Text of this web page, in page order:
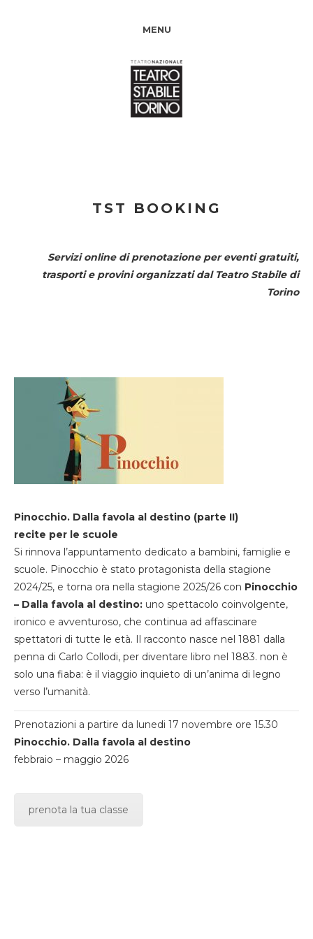
MENU
TST BOOKING
Servizi online di prenotazione per eventi gratuiti,
trasporti e provini organizzati dal Teatro Stabile di
Torino
Pinocchio. Dalla favola al destino (parte II)
recite per le scuole
Si rinnova l’appuntamento dedicato a bambini, famiglie e
scuole. Pinocchio è stato protagonista della stagione
2024/25, e torna ora nella stagione 2025/26 con Pinocchio
– Dalla favola al destino: uno spettacolo coinvolgente,
ironico e avventuroso, che continua ad affascinare
spettatori di tutte le età. Il racconto nasce nel 1881 dalla
penna di Carlo Collodi, per diventare libro nel 1883. non è
solo una fiaba: è il viaggio inquieto di un’anima di legno
verso l’umanità.
Prenotazioni a partire da lunedi 17 novembre ore 15.30
Pinocchio. Dalla favola al destino
febbraio – maggio 2026
prenota la tua classe